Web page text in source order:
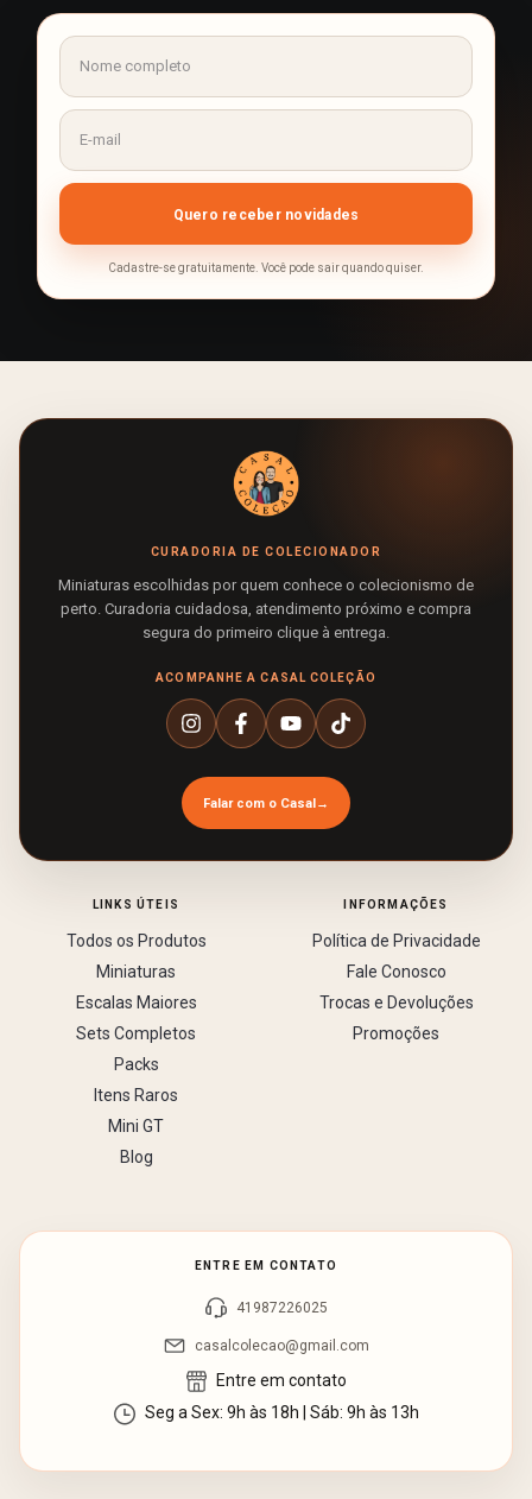
Cadastre-se gratuitamente. Você pode sair quando quiser.
CURADORIA DE COLECIONADOR
Miniaturas escolhidas por quem conhece o colecionismo de
perto. Curadoria cuidadosa, atendimento próximo e compra
segura do primeiro clique à entrega.
ACOMPANHE A CASAL COLEÇÃO
Falar com o Casal→
LINKS ÚTEIS
Todos os Produtos
Miniaturas
Escalas Maiores
Sets Completos
Packs
Itens Raros
Mini GT
Blog
INFORMAÇÕES
Política de Privacidade
Fale Conosco
Trocas e Devoluções
Promoções
ENTRE EM CONTATO
41987226025
casalcolecao@gmail.com
Entre em contato
Seg a Sex: 9h às 18h | Sáb: 9h às 13h